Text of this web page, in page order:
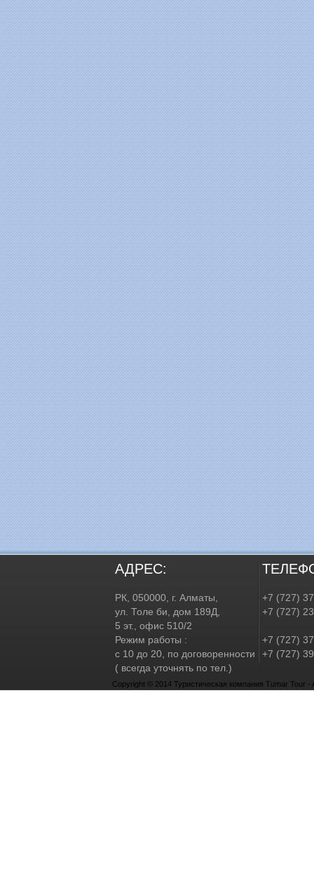
АДРЕС:
РК, 050000, г. Алматы,
ул. Толе би, дом 189Д,
5 эт., офис 510/2
Режим работы :
с 10 до 20, по договоренности
( всегда уточнять по тел.)
+7 (727)
+7 (727)
+7 (727)
+7 (727)
Copyright © 2014 Туристическая компания Tumar Tour -